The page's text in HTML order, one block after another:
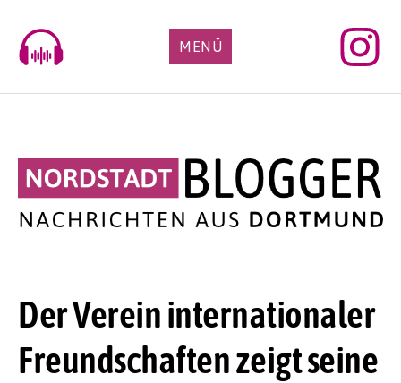
content
MENÜ
Der Verein internationaler
Freundschaften zeigt seine